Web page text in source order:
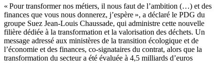
« Pour transformer nos métiers, il nous faut de l’ambition (…) et des
finances que vous nous donnerez, j’espère », a déclaré le PDG du
groupe Suez Jean-Louis Chaussade, qui administre cette nouvelle
filière dédiée à la transformation et la valorisation des déchets. Un
message adressé aux ministères de la transition écologique et de
l’économie et des finances, co-signataires du contrat, alors que la
transformation du secteur a été évaluée à 4,5 milliards d’euros